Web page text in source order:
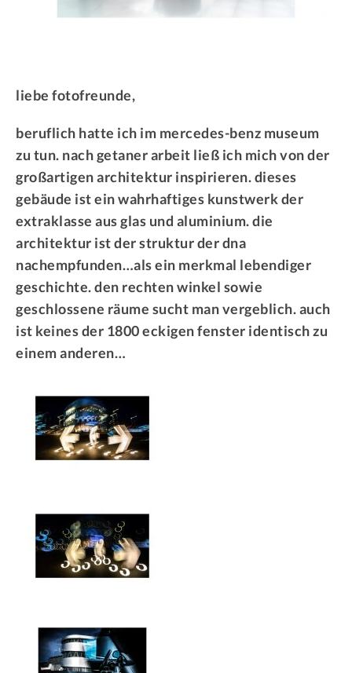
liebe fotofreunde,
beruflich hatte ich im mercedes-benz museum
zu tun. nach getaner arbeit ließ ich mich von der
großartigen architektur inspirieren. dieses
gebäude ist ein wahrhaftiges kunstwerk der
extraklasse aus glas und aluminium. die
architektur ist der struktur der dna
nachempfunden…als ein merkmal lebendiger
geschichte. den rechten winkel sowie
geschlossene räume sucht man vergeblich. auch
ist keines der 1800 eckigen fenster identisch zu
einem anderen…